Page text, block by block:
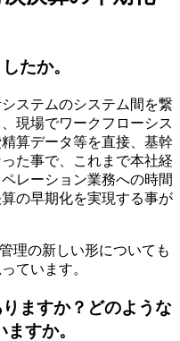
たか。
ステムのシステム間を繋
現場でワークフローシス
算データ等を直接、基幹
た事で、これまで本社経
レーション業務への時間
の早期化を実現する事が
理の新しい形についても
ています。
ますか？どのような
すか。